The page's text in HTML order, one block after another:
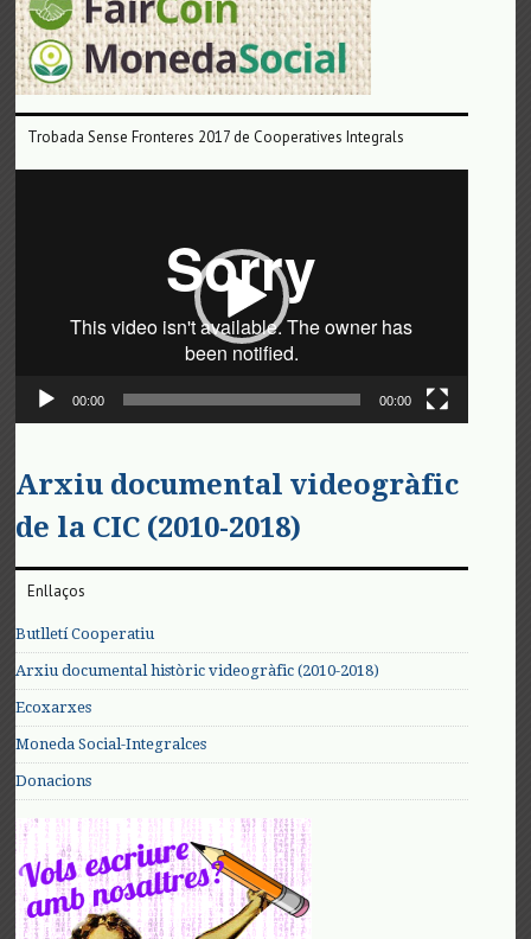
Trobada Sense Fronteres 2017 de Cooperatives Integrals
00:00 00:00
Arxiu documental videogràfic
de la CIC (2010-2018)
Enllaços
Butlletí Cooperatiu
Arxiu documental històric videogràfic (2010-2018)
Ecoxarxes
Moneda Social-Integralces
Donacions